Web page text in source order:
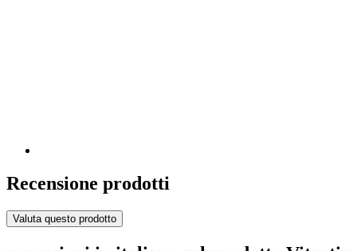
Recensione prodotti
Valuta questo prodotto